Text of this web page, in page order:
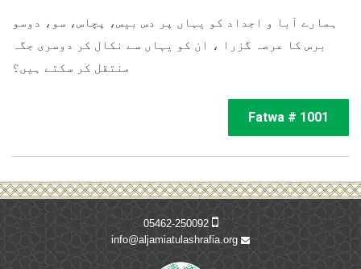
ہمارے آبا و اجداد کو یہاں پر دس بیس، پچاس، سو، دوسو
برس کا عرصہ گزرا ، ان کو یہاں سے نکال کر دوسری جگہ
منتقل کر سکتے ہیں؟
Fatwa # 1001
05462-250092
info@aljamiatulashrafia.org